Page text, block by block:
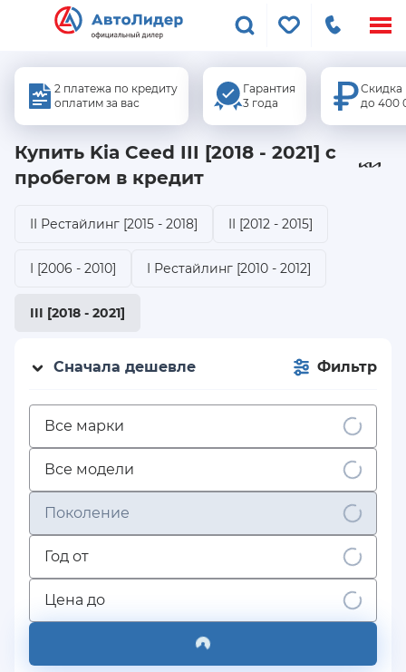
2 платежа по кредиту
оплатим за вас
Гарантия
3 года
Скидка
до 400
Купить Kia Ceed III [2018 - 2021] с
пробегом в кредит
II Рестайлинг [2015 - 2018] II [2012 - 2015]
I [2006 - 2010] I Рестайлинг [2010 - 2012]
III [2018 - 2021]
Фильтр
Сначала дешевле
Все марки
Все модели
Поколение
Год от
Цена до